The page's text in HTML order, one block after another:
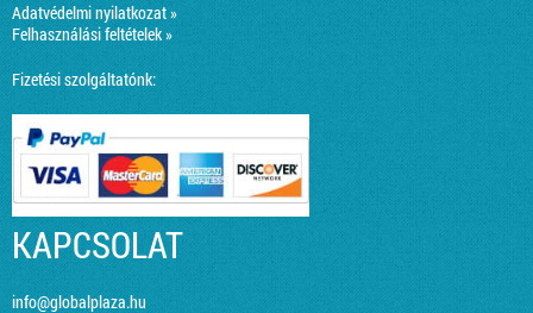
Adatvédelmi nyilatkozat »
Felhasználási feltételek »
Fizetési szolgáltatónk:
KAPCSOLAT
info@globalplaza.hu